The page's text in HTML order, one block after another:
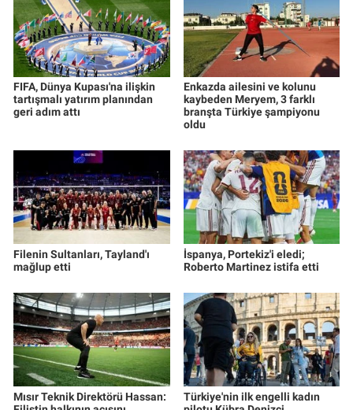
FIFA, Dünya Kupası'na ilişkin
tartışmalı yatırım planından
geri adım attı
Enkazda ailesini ve kolunu
kaybeden Meryem, 3 farklı
branşta Türkiye şampiyonu
oldu
Filenin Sultanları, Tayland'ı
mağlup etti
İspanya, Portekiz'i eledi;
Roberto Martinez istifa etti
Mısır Teknik Direktörü Hassan:
Türkiye'nin ilk engelli kadın
Yerel Gündem
Yerel Yaşam
Canlı Yayın